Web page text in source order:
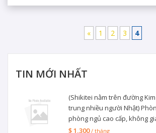
« 1 2 3 4
TIN MỚI NHẤT
(Shikitei nằm trên đường
trung nhiều người Nhật)
phòng ngủ cao cấp, không
$ 1,300/ tháng